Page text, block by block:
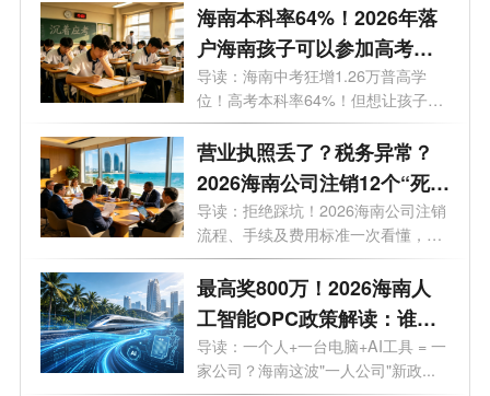
海南本科率64%！2026年落
户海南孩子可以参加高考
吗？答案来了！
导读：海南中考狂增1.26万普高学
位！高考本科率64%！但想让孩子来
海南高考...
营业执照丢了？税务异常？
2026海南公司注销12个“死
结”一次性解开，海南老板速
藏！
导读：拒绝踩坑！2026海南公司注销
流程、手续及费用标准一次看懂，少
走弯...
最高奖800万！2026海南人
工智能OPC政策解读：谁可
以拿、能拿多少、怎么落
地？一文了解！
导读：一个人+一台电脑+AI工具 = 一
家公司？海南这波"一人公司"新政...